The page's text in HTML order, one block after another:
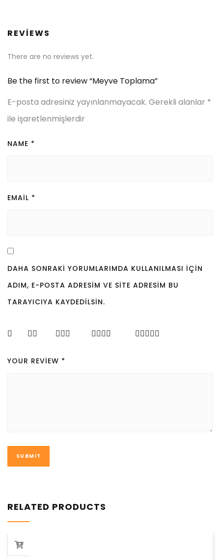
REVIEWS
There are no reviews yet.
Be the first to review “Meyve Toplama”
E-posta adresiniz yayınlanmayacak. Gerekli alanlar *
ile işaretlenmişlerdir
NAME *
EMAIL *
DAHA SONRAKI YORUMLARIMDA KULLANILMASI IÇIN
ADIM, E-POSTA ADRESIM VE SITE ADRESIM BU
TARAYICIYA KAYDEDILSIN.
YOUR REVIEW *
RELATED PRODUCTS